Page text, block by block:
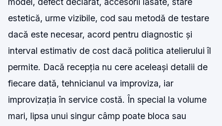
estetică, urme vizibile, cod sau metodă de testare
dacă este necesar, acord pentru diagnostic și
interval estimativ de cost dacă politica atelierului îl
permite. Dacă recepția nu cere aceleași detalii de
fiecare dată, tehnicianul va improviza, iar
improvizația în service costă. În special la volume
mari, lipsa unui singur câmp poate bloca sau